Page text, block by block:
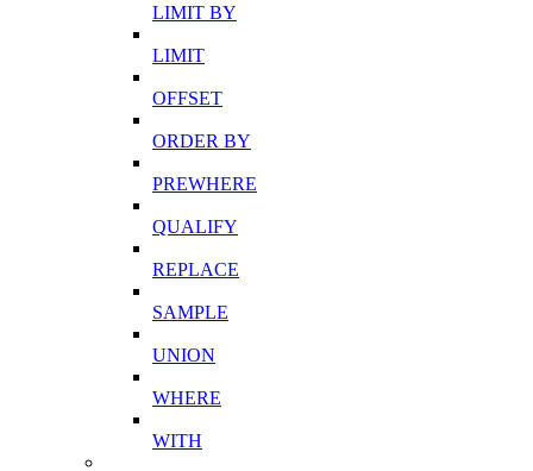
LIMIT BY
LIMIT
OFFSET
ORDER BY
PREWHERE
QUALIFY
REPLACE
SAMPLE
UNION
WHERE
WITH